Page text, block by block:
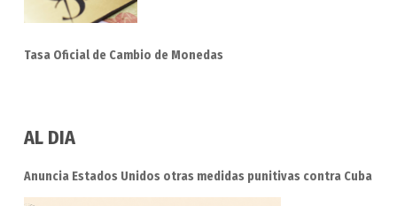
Tasa Oficial de Cambio de Monedas
AL DIA
Anuncia Estados Unidos otras medidas punitivas contra Cuba